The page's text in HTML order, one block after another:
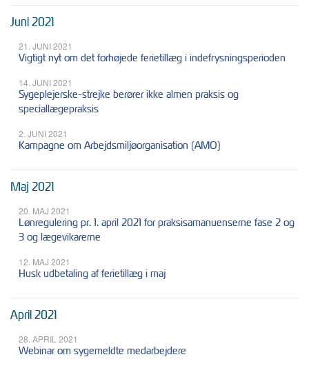
Juni 2021
21. JUNI 2021
Vigtigt nyt om det forhøjede ferietillæg i indefrysningsperioden
14. JUNI 2021
Sygeplejerske-strejke berører ikke almen praksis og
speciallægepraksis
2. JUNI 2021
Kampagne om Arbejdsmiljøorganisation (AMO)
Maj 2021
20. MAJ 2021
Lønregulering pr. 1. april 2021 for praksisamanuenserne fase 2 og
3 og lægevikarerne
12. MAJ 2021
Husk udbetaling af ferietillæg i maj
April 2021
28. APRIL 2021
Webinar om sygemeldte medarbejdere